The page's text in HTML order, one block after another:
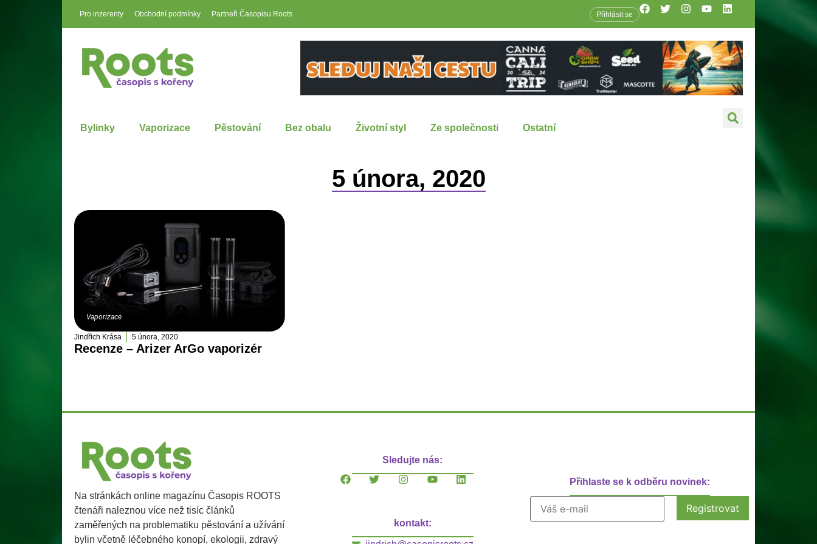
Pro inzerenty Obchodní podmínky Partneři Časopisu Roots Přihlásit se
Bylinky Vaporizace Pěstování Bez obalu Životní styl Ze společnosti Ostatní
5 února, 2020
Vaporizace
Jindřich Krása 5 února, 2020
Recenze – Arizer ArGo vaporizér
Na stránkách online magazínu Časopis ROOTS
čtenáři naleznou více než tisíc článků
zaměřených na problematiku pěstování a užívání
bylin včetně léčebného konopí, ekologii, zdravý
Sledujte nás:
kontakt:
Přihlaste se k odběru novinek: